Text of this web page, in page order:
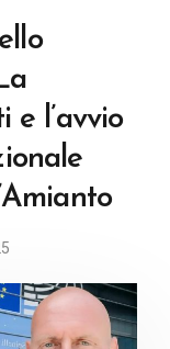
e l’avvio